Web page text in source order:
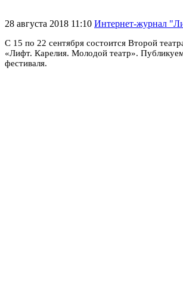
28 августа 2018 11:10 Интернет-журнал
С 15 по 22 сентября состоится Второй
«Лифт. Карелия. Молодой театр».
фестиваля.